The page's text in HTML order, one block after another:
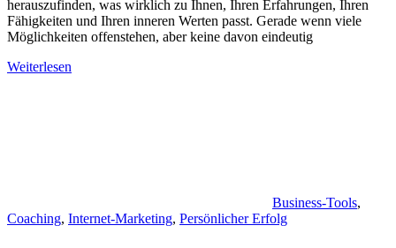
herauszufinden, was wirklich zu Ihnen, Ihren Erfahrungen, Ihren
Fähigkeiten und Ihren inneren Werten passt. Gerade wenn viele
Möglichkeiten offenstehen, aber keine davon eindeutig
Weiterlesen
Business-Tools,
Coaching, Internet-Marketing, Persönlicher Erfolg